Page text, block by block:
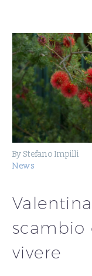
By Stefano Impilli
News
vivere